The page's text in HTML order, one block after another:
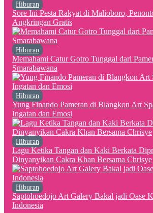
Hiburan
Sore Ini Pesta Rakyat di Malioboro,
Angkringan Gratis
Hiburan
Memahami Catur Gotro Tunggal dari
Smarabawana
Hiburan
Yung Finando Pameran di Blangkon Art
Ingatan dan Emosi
Hiburan
Lagu Ketika Tangan dan Kaki Berkata
Dinyanyikan Cakra Khan Bersama Chrisye
Hiburan
Saptohoedojo Art Galery Bakal jadi Oase
Indonesia